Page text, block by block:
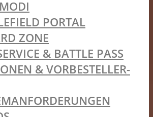
PORTAL
ZONE
& BATTLE PASS
& VORBESTELLER-